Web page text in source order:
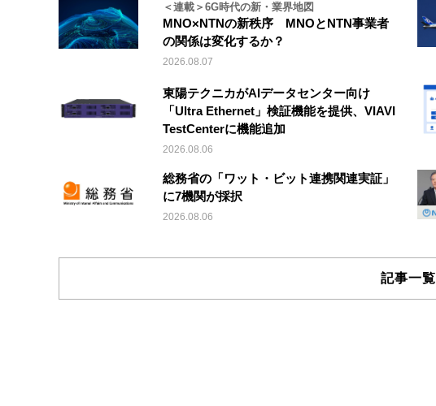
＜連載＞6G時代の新・業界地図
MNO×NTNの新秩序 MNOとNTN事業者
の関係は変化するか？
2026.08.07
東陽テクニカがAIデータセンター向け
「Ultra Ethernet」検証機能を提供、VIAVI
TestCenterに機能追加
2026.08.06
総務省の「ワット・ビット連携関連実証」
に7機関が採択
2026.08.06
記事一覧